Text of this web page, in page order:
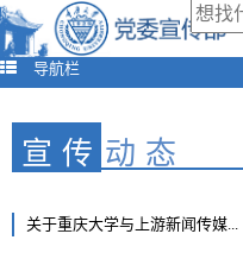
导航栏
宣传 动态
关于重庆大学与上游新闻传媒...